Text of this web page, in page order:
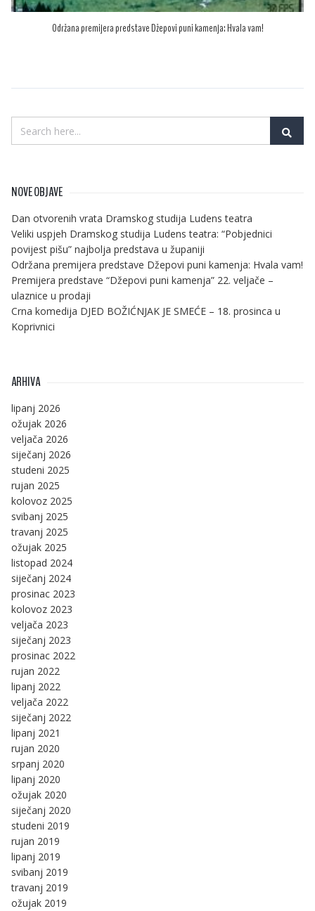
Održana premijera predstave Džepovi puni kamenja: Hvala vam!
NOVE OBJAVE
Dan otvorenih vrata Dramskog studija Ludens teatra
Veliki uspjeh Dramskog studija Ludens teatra: “Pobjednici
povijest pišu” najbolja predstava u županiji
Održana premijera predstave Džepovi puni kamenja: Hvala vam!
Premijera predstave “Džepovi puni kamenja” 22. veljače –
ulaznice u prodaji
Crna komedija DJED BOŽIĆNJAK JE SMEĆE – 18. prosinca u
Koprivnici
ARHIVA
lipanj 2026
ožujak 2026
veljača 2026
siječanj 2026
studeni 2025
rujan 2025
kolovoz 2025
svibanj 2025
travanj 2025
ožujak 2025
listopad 2024
siječanj 2024
prosinac 2023
kolovoz 2023
veljača 2023
siječanj 2023
prosinac 2022
rujan 2022
lipanj 2022
veljača 2022
siječanj 2022
lipanj 2021
rujan 2020
srpanj 2020
lipanj 2020
ožujak 2020
siječanj 2020
studeni 2019
rujan 2019
lipanj 2019
svibanj 2019
travanj 2019
ožujak 2019